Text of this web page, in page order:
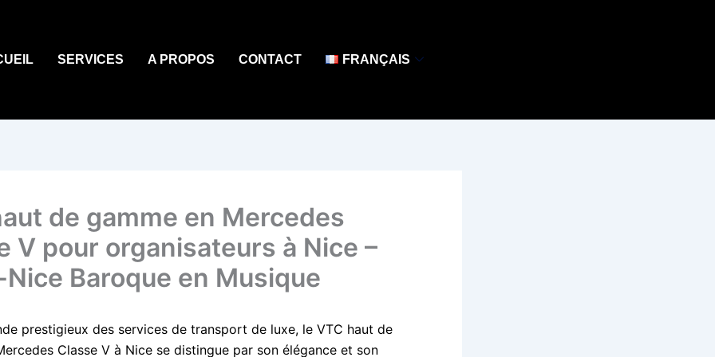
SERVICES A PROPOS CONTACT FRANÇAIS
de gamme en Mercedes
V pour organisateurs à Nice –
Baroque en Musique
prestigieux des services de transport de luxe, le VTC haut de
Classe V à Nice se distingue par son élégance et son